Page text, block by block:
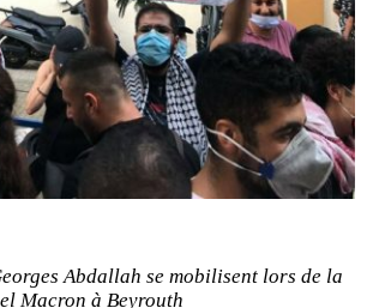
Abdallah se mobilisent lors de la
Macron à Beyrouth